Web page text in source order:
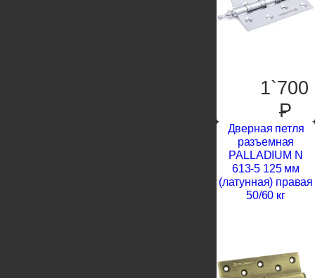
1`700
P
Дверная петля
разъемная
PALLADIUM N
613-5 125 мм
(латунная) правая
50/60 кг